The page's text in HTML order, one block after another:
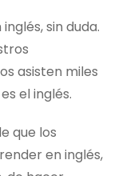
sin duda.
asisten miles
el inglés.
que los
en inglés,